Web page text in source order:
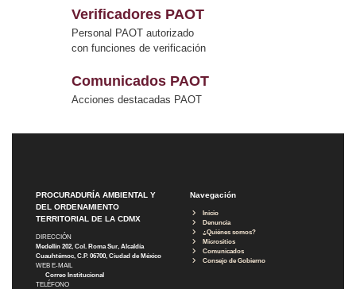
Verificadores PAOT
Personal PAOT autorizado
con funciones de verificación
Comunicados PAOT
Acciones destacadas PAOT
PROCURADURÍA AMBIENTAL Y
DEL ORDENAMIENTO
TERRITORIAL DE LA CDMX
DIRECCIÓN
Medellín 202, Col. Roma Sur, Alcaldía
Cuauhtémoc, C.P. 06700, Ciudad de México
WEB E-MAIL
Correo Institucional
TELÉFONO
Navegación
Inicio
Denuncia
¿Quiénes somos?
Micrositios
Comunicados
Consejo de Gobierno